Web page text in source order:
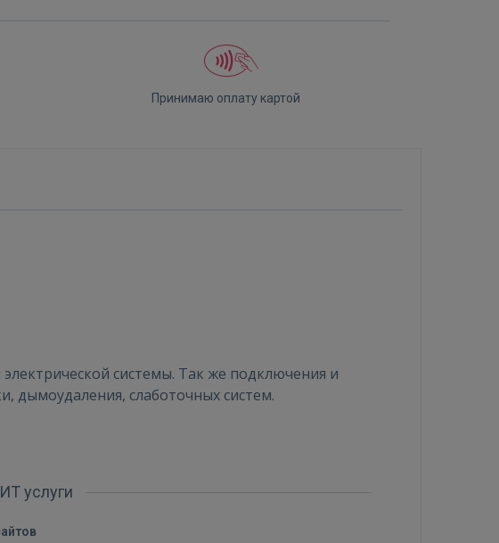
Запомнить?
Принимаю оплату картой
системы. Так же подключения и
дымоудаления, слаботочных систем.
услуги